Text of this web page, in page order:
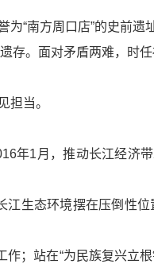
“南方周口店”的史前遗
。面对矛盾两难，时
担当。
年1月，推动长江经济
生态环境摆在压倒性
；站在“为民族复兴立